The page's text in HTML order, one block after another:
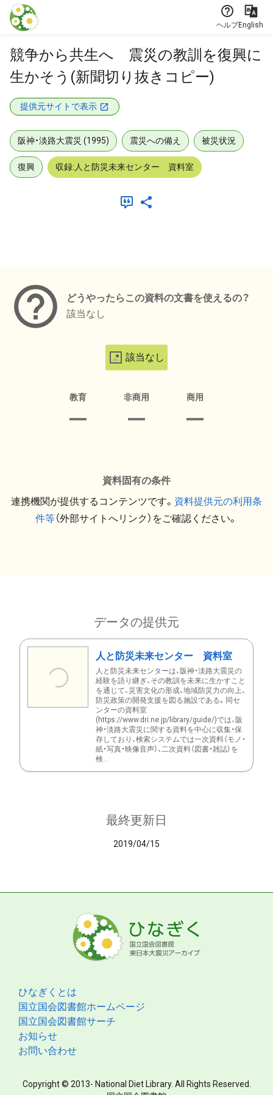
本文に飛ぶ
ヘルプEnglish
競争から共生へ 震災の教訓を復興に
生かそう(新聞切り抜きコピー)
提供元サイトで表示
阪神・淡路大震災 (1995) 震災への備え 被災状況
復興 収録:人と防災未来センター 資料室
どうやったらこの資料の文書を使えるの？
該当なし
該当なし
教育 非商用 商用
資料固有の条件
連携機関が提供するコンテンツです。 資料提供元の利用条
件等（外部サイトへリンク）をご確認ください。
データの提供元
人と防災未来センター 資料室
人と防災未来センターは、阪神・淡路大震災の
経験を語り継ぎ、その教訓を未来に生かすこと
を通じて、災害文化の形成、地域防災力の向上、
防災政策の開発支援を図る施設である。同セ
ンターの資料室
(https://www.dri.ne.jp/library/guide/)では、阪
神・淡路大震災に関する資料を中心に収集・保
存しており、検索システムでは一次資料（モノ・
紙・写真・映像音声）、二次資料（図書・雑誌）を
検...
最終更新日
2019/04/15
ひなぎくとは
国立国会図書館ホームページ
国立国会図書館サーチ
お知らせ
お問い合わせ
Copyright © 2013- National Diet Library. All Rights Reserved.